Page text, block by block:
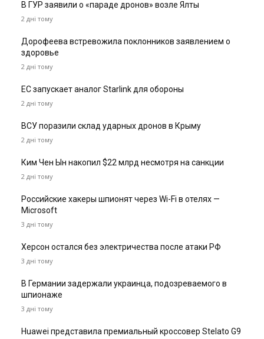
В ГУР заявили о «параде дронов» возле Ялты
2 дні тому
Дорофеева встревожила поклонников заявлением о
здоровье
2 дні тому
ЕС запускает аналог Starlink для обороны
2 дні тому
ВСУ поразили склад ударных дронов в Крыму
2 дні тому
Ким Чен Ын накопил $22 млрд несмотря на санкции
2 дні тому
Российские хакеры шпионят через Wi-Fi в отелях —
Microsoft
3 дні тому
Херсон остался без электричества после атаки РФ
3 дні тому
В Германии задержали украинца, подозреваемого в
шпионаже
3 дні тому
Huawei представила премиальный кроссовер Stelato G9